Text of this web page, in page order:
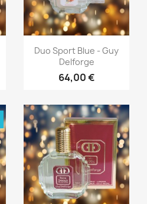
 Aperçu rapide
Duo Sport Blue - Guy
Delforge
64,00 €